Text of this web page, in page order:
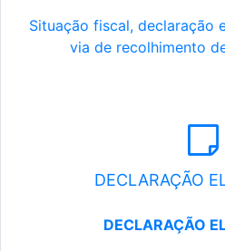
Situação fiscal, declaração
via de recolhimento
DECLARAÇÃO
DECLARAÇÃO